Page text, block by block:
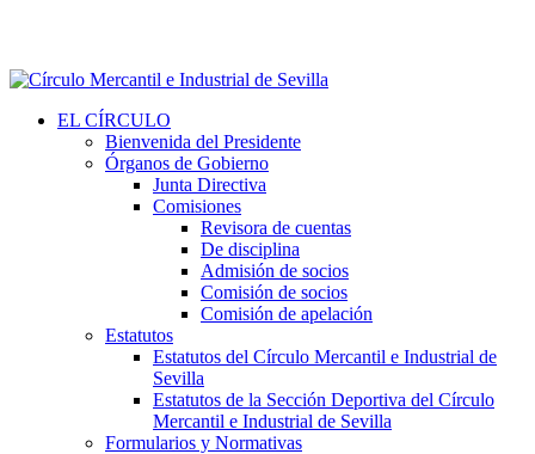
EL CÍRCULO
Bienvenida del Presidente
Órganos de Gobierno
Junta Directiva
Comisiones
Revisora de cuentas
De disciplina
Admisión de socios
Comisión de socios
Comisión de apelación
Estatutos
Estatutos del Círculo Mercantil e Industrial de
Sevilla
Estatutos de la Sección Deportiva del Círculo
Mercantil e Industrial de Sevilla
Formularios y Normativas